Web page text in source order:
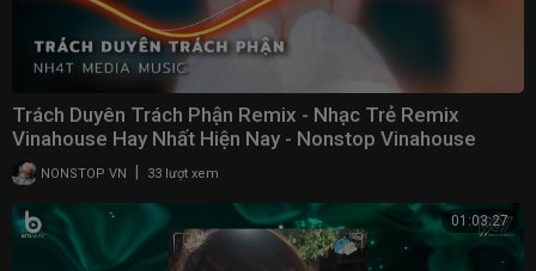
Trách Duyên Trách Phận Remix - Nhạc Trẻ Remix
Vinahouse Hay Nhất Hiện Nay - Nonstop Vinahouse
2023NONSTOP VN 33 lượt xem
01:03:27